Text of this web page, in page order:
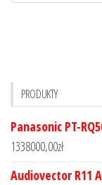
PRODUKTY
Panasonic PT-
1338000,00zł
Audiovector R11